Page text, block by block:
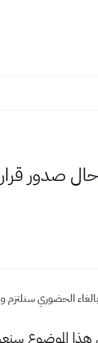
فيديو وزارة التعليم
هذا الموضوع